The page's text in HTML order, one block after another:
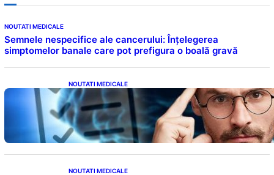
NOUTATI MEDICALE
Semnele nespecifice ale cancerului: Înțelegerea
simptomelor banale care pot prefigura o boală gravă
NOUTATI MEDICALE
Inteligența dincolo de note: Semnele unui IQ
ridicat care nu țin de școală
NOUTATI MEDICALE